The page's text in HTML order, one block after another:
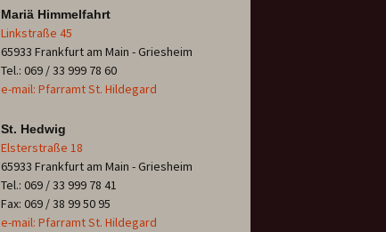
Mariä Himmelfahrt
Linkstraße 45
65933 Frankfurt am Main - Griesheim
Tel.: 069 / 33 999 78 60
e-mail: Pfarramt St. Hildegard
St. Hedwig
Elsterstraße 18
65933 Frankfurt am Main - Griesheim
Tel.: 069 / 33 999 78 41
Fax: 069 / 38 99 50 95
e-mail: Pfarramt St. Hildegard